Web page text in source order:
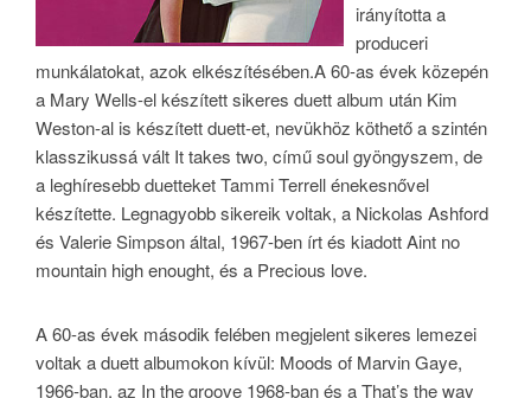
irányította a
produceri
munkálatokat, azok elkészítésében.A 60-as évek közepén
a Mary Wells-el készített sikeres duett album után Kim
Weston-al is készített duett-et, nevükhöz köthető a szintén
klasszikussá vált It takes two, című soul gyöngyszem, de
a leghíresebb duetteket Tammi Terrell énekesnővel
készítette. Legnagyobb sikereik voltak, a Nickolas Ashford
és Valerie Simpson által, 1967-ben írt és kiadott Aint no
mountain high enought, és a Precious love.
A 60-as évek második felében megjelent sikeres lemezei
voltak a duett albumokon kívül: Moods of Marvin Gaye,
1966-ban, az In the groove 1968-ban és a That’s the way